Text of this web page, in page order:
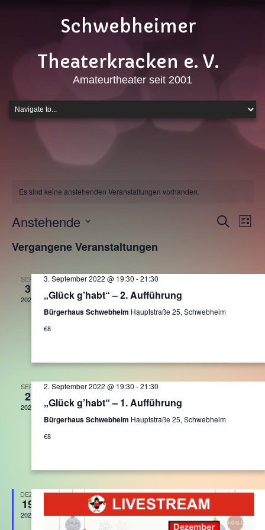
Schwebheimer
Theaterkracken e. V.
Amateurtheater seit 2001
Es sind keine anstehenden Veranstaltungen vorhanden.
Ansichten,
Suche
Liste
Anstehende
wählen.
Vergangene Veranstaltungen
SEP.
3
2022
3. September 2022 @ 19:30 -21:30
„Glück g’habt“ – 2. Aufführung
Bürgerhaus Schwebheim Hauptstraße 25, Schwebheim
€8
SEP.
2
2022
2. September 2022 @ 19:30 -21:30
„Glück g’habt“ – 1. Aufführung
Bürgerhaus Schwebheim Hauptstraße 25, Schwebheim
€8
DEZ.
19
2021